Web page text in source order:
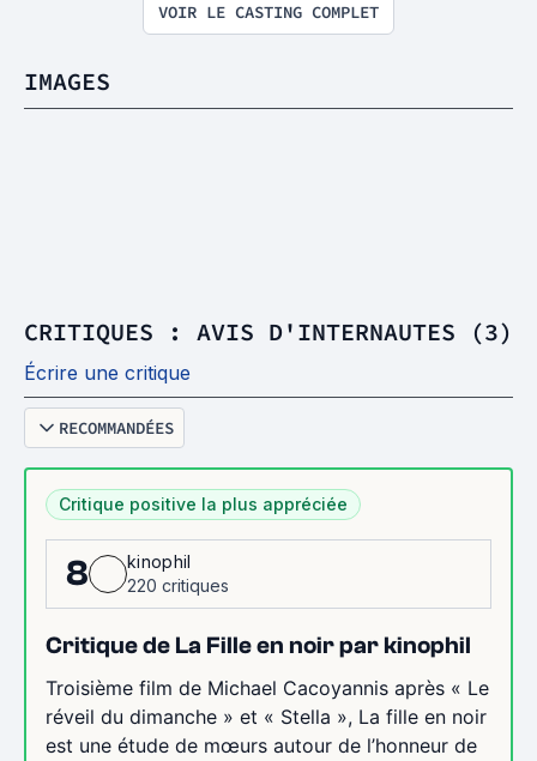
VOIR LE CASTING COMPLET
IMAGES
CRITIQUES : AVIS D'INTERNAUTES (3)
Écrire une critique
RECOMMANDÉES
Critique positive la plus appréciée
8
kinophil
220 critiques
Critique de La Fille en noir par kinophil
Troisième film de Michael Cacoyannis après « Le
réveil du dimanche » et « Stella », La fille en noir
est une étude de mœurs autour de l’honneur de